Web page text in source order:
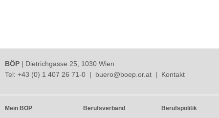
BÖP | Dietrichgasse 25, 1030 Wien
Tel: +43 (0) 1 407 26 71-0 | buero@boep.or.at | Kontakt
Mein BÖP
Berufsverband
Berufspolitik